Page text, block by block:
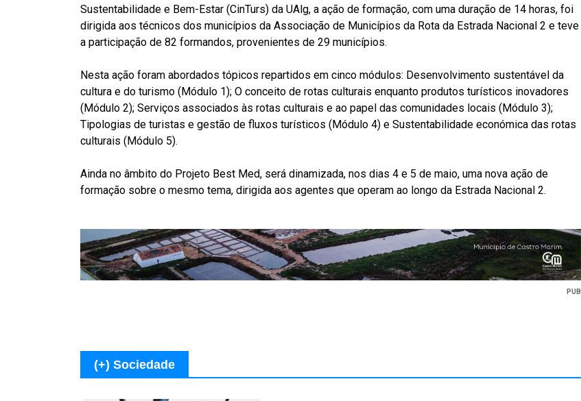
Sustentabilidade e Bem-Estar (CinTurs) da UAlg, a ação de formação, com uma duração de 14 horas, foi
dirigida aos técnicos dos municípios da Associação de Municípios da Rota da Estrada Nacional 2 e teve
a participação de 82 formandos, provenientes de 29 municípios.
Nesta ação foram abordados tópicos repartidos em cinco módulos: Desenvolvimento sustentável da
cultura e do turismo (Módulo 1); O conceito de rotas culturais enquanto produtos turísticos inovadores
(Módulo 2); Serviços associados às rotas culturais e ao papel das comunidades locais (Módulo 3);
Tipologias de turistas e gestão de fluxos turísticos (Módulo 4) e Sustentabilidade económica das rotas
culturais (Módulo 5).
Ainda no âmbito do Projeto Best Med, será dinamizada, nos dias 4 e 5 de maio, uma nova ação de
formação sobre o mesmo tema, dirigida aos agentes que operam ao longo da Estrada Nacional 2.
PUB
(+) Sociedade